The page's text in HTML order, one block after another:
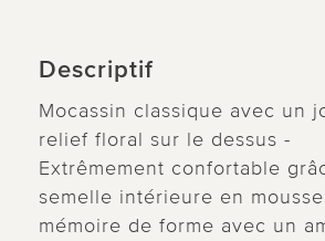
Descriptif
Mocassin classique avec un
relief floral sur le dessus -
Extrêmement confortable
semelle intérieure en
mémoire de forme avec un